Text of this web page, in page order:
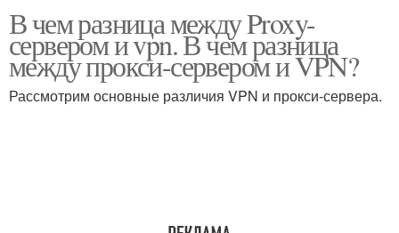
В чем разница между Proxy-
сервером и vpn. В чем разница
между прокси-сервером и VPN?
Рассмотрим основные различия VPN и прокси-сервера.